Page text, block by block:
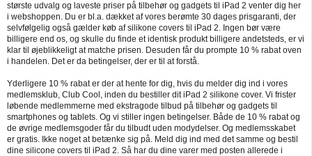
største udvalg og laveste priser på tilbehør og gadgets til iPad 2 venter dig her
i webshoppen. Du er bl.a. dækket af vores berømte 30 dages prisgaranti, der
selvfølgelig også gælder køb af silikone covers til iPad 2. Ingen bør være
billigere end os, og skulle du finde et identisk produkt billigere andetsteds, er vi
klar til øjeblikkeligt at matche prisen. Desuden får du prompte 10 % rabat oven
i handelen. Det er da betingelser, der er til at forstå.
Yderligere 10 % rabat er der at hente for dig, hvis du melder dig ind i vores
medlemsklub, Club Cool, inden du bestiller dit iPad 2 silikone cover. Vi frister
løbende medlemmerne med ekstragode tilbud på tilbehør og gadgets til
smartphones og tablets. Og vi stiller ingen betingelser. Både de 10 % rabat og
de øvrige medlemsgoder får du tilbudt uden modydelser. Og medlemsskabet
er gratis. Ikke noget at betænke sig på. Meld dig ind med det samme og bestil
dine silicone covers til iPad 2. Så har du dine varer med posten allerede i